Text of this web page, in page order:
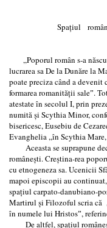
Spaţiul românesc,
,,Poporul român s-a
lucrarea sa De la Dunăre la
poate preciza când a devenit
formarea romanităţii saleˮ.
atestate în secolul I, prin
numită şi Scythia Minor,
bisericesc, Eusebiu de
Evanghelia ,,în Scythia
Aceasta se suprapune
româneşti. Creştina-rea
cu etnogeneza sa. Ucenicii
mapoi episcopii au
spaţiul carpato-danubiano-
Martirul şi Filozoful scria că
în numele lui Hristosˮ,
De altfel, spaţiul